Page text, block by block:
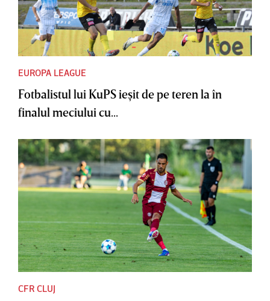
EUROPA LEAGUE
Fotbalistul lui KuPS ieşit de pe teren la în
finalul meciului cu...
CFR CLUJ